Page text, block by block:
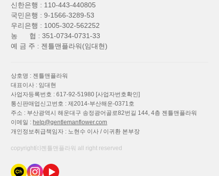
신한은행 : 110-443-440805
국민은행 : 9-1566-3289-53
우리은행 : 1005-302-562252
농 협 : 351-0734-0731-33
예 금 주 : 젠틀맨플라워(임대현)
상호명 : 젠틀맨플라워
대표이사 : 임대현
사업자등록번호 : 617-92-51980 [사업자번호확인]
통신판매업신고번호 : 제2014-부산해운-0371호
주소 : 부산광역시 해운대구 송정광어골로82번길 144, 4층 젠틀맨플라워
이메일 :help@gentlemanflower.com
개인정보취급책임자 : 노현수 이사 / 이귀환 본부장
copyright⒞젠틀맨플라워 all right reserved